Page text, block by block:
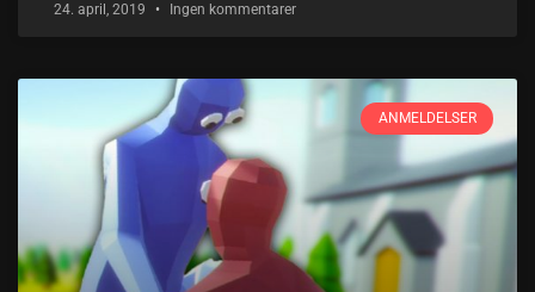
24. april, 2019 Ingen kommentarer
ANMELDELSER